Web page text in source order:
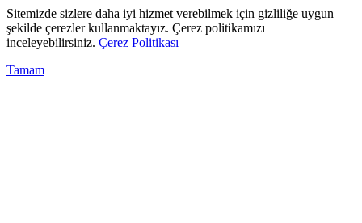
Sitemizde sizlere daha iyi hizmet verebilmek için gizliliğe uygun
şekilde çerezler kullanmaktayız. Çerez politikamızı
inceleyebilirsiniz. Çerez Politikası
Tamam